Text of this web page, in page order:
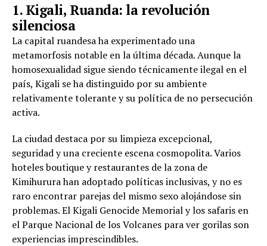
1. Kigali, Ruanda: la revolución
silenciosa
La capital ruandesa ha experimentado una
metamorfosis notable en la última década. Aunque la
homosexualidad sigue siendo técnicamente ilegal en el
país, Kigali se ha distinguido por su ambiente
relativamente tolerante y su política de no persecución
activa.
La ciudad destaca por su limpieza excepcional,
seguridad y una creciente escena cosmopolita. Varios
hoteles boutique y restaurantes de la zona de
Kimihurura han adoptado políticas inclusivas, y no es
raro encontrar parejas del mismo sexo alojándose sin
problemas. El Kigali Genocide Memorial y los safaris en
el Parque Nacional de los Volcanes para ver gorilas son
experiencias imprescindibles.